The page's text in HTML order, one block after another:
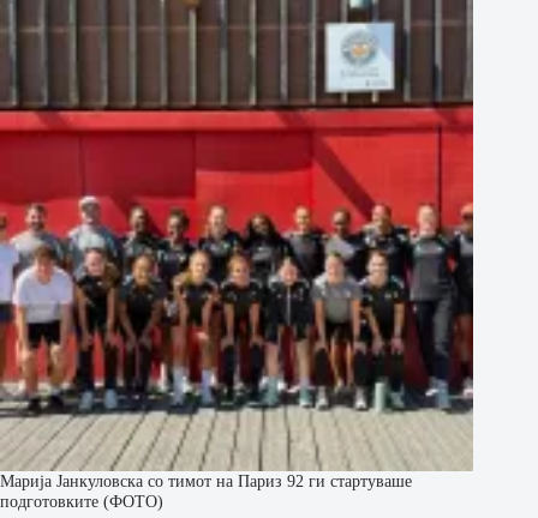
Марија Јанкуловска со тимот на Париз 92 ги стартуваше
подготовките (ФОТО)